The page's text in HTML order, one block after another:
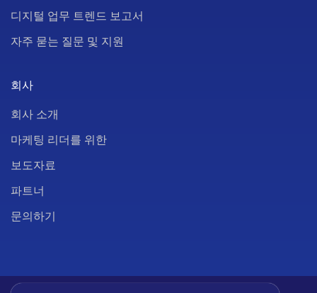
디지털 업무 트렌드 보고서
자주 묻는 질문 및 지원
회사
회사 소개
마케팅 리더를 위한
보도자료
파트너
문의하기